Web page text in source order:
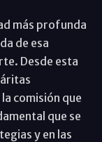
más profunda
de esa
Desde esta
comisión que
que se
y en las